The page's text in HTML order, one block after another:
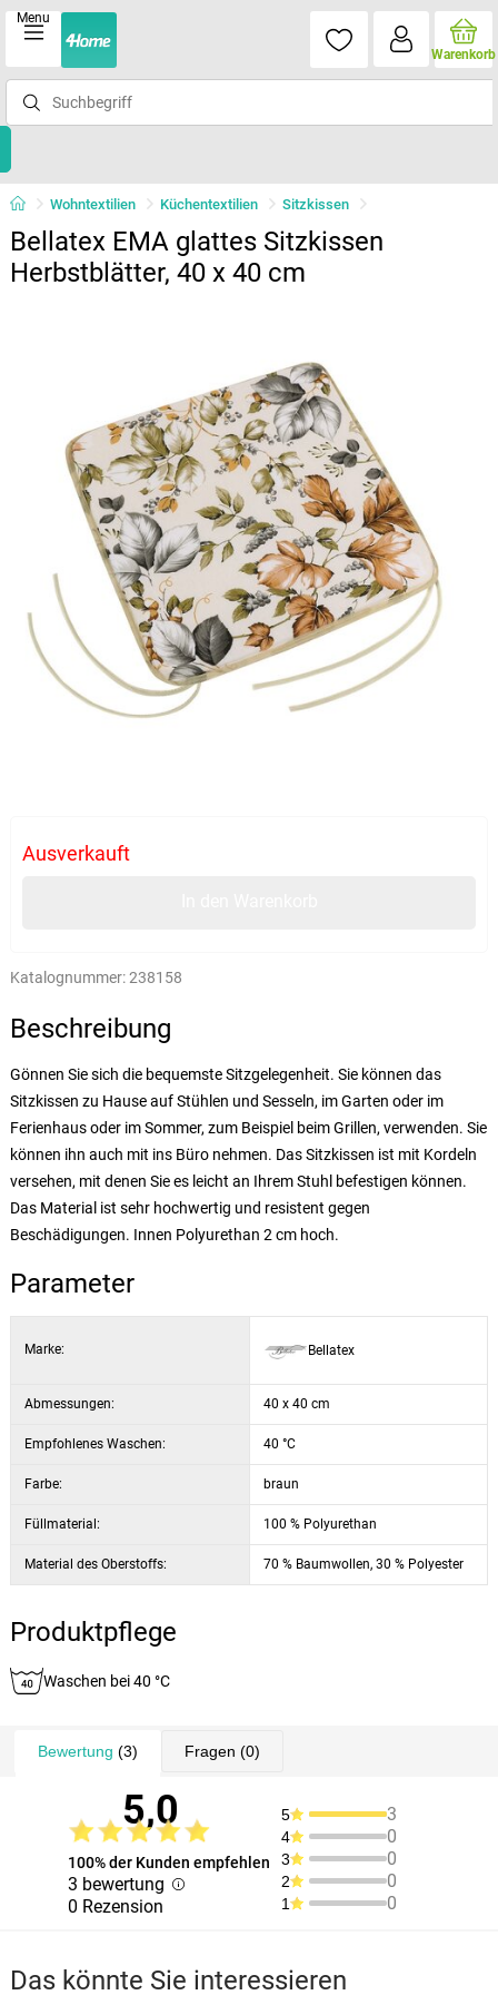
Menu
Warenkorb
Wohntextilien Küchentextilien Sitzkissen
Bellatex EMA glattes Sitzkissen
Herbstblätter, 40 x 40 cm
Ausverkauft
Katalognummer:238158
Beschreibung
Gönnen Sie sich die bequemste Sitzgelegenheit. Sie können das
Sitzkissen zu Hause auf Stühlen und Sesseln, im Garten oder im
Ferienhaus oder im Sommer, zum Beispiel beim Grillen, verwenden. Sie
können ihn auch mit ins Büro nehmen. Das Sitzkissen ist mit Kordeln
versehen, mit denen Sie es leicht an Ihrem Stuhl befestigen können.
Das Material ist sehr hochwertig und resistent gegen
Beschädigungen. Innen Polyurethan 2 cm hoch.
Parameter
Marke: Bellatex
Abmessungen: 40 x 40 cm
Empfohlenes Waschen: 40 °C
Farbe: braun
Füllmaterial: 100 % Polyurethan
Material des Oberstoffs: 70 % Baumwollen, 30 % Polyester
Produktpflege
Waschen bei 40 °C
Bewertung (3) Fragen (0)
5,0
100% der Kunden empfehlen
3 bewertung
0 Rezension
5 3
4 0
3 0
2 0
1 0
Das könnte Sie interessieren